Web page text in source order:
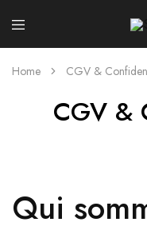
Home CGV &
CGV &
Qui